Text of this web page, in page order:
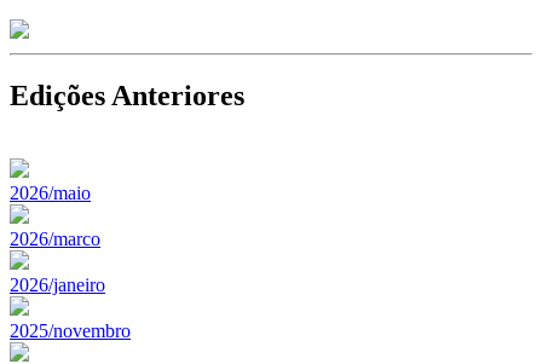
Edições Anteriores
2026/maio
2026/marco
2026/janeiro
2025/novembro